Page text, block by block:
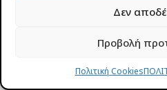
Δεν
Προβολή
Πολιτική Cookies
καθαρισμό των πόρων
εξάρσεις ακμής και
επιδερμίδα.